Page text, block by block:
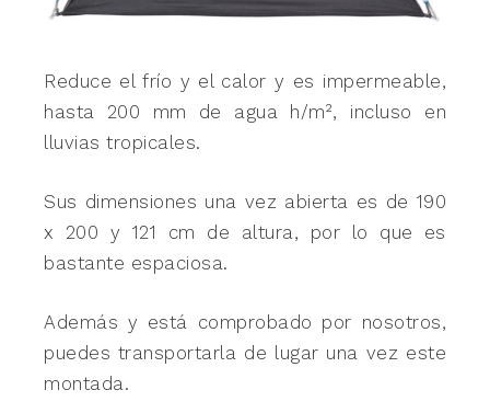
Reduce el frío y el calor y es impermeable,
hasta 200 mm de agua h/m², incluso en
lluvias tropicales.
Sus dimensiones una vez abierta es de 190
x 200 y 121 cm de altura, por lo que es
bastante espaciosa.
Además y está comprobado por nosotros,
puedes transportarla de lugar una vez este
montada.